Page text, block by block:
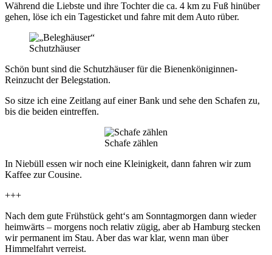
Während die Liebste und ihre Tochter die ca. 4 km zu Fuß hinüber
gehen, löse ich ein Tagesticket und fahre mit dem Auto rüber.
Schutzhäuser
Schön bunt sind die Schutzhäuser für die Bienenköniginnen-
Reinzucht der Belegstation.
So sitze ich eine Zeitlang auf einer Bank und sehe den Schafen zu,
bis die beiden eintreffen.
Schafe zählen
In Niebüll essen wir noch eine Kleinigkeit, dann fahren wir zum
Kaffee zur Cousine.
+++
Nach dem gute Frühstück geht‘s am Sonntagmorgen dann wieder
heimwärts – morgens noch relativ zügig, aber ab Hamburg stecken
wir permanent im Stau. Aber das war klar, wenn man über
Himmelfahrt verreist.